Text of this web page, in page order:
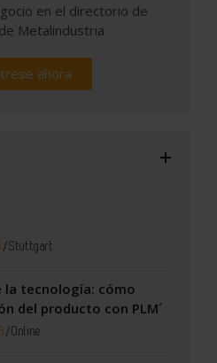
en el directorio de
Metalindustria
ahora
/Stuttgart
la tecnología: cómo
del producto con PLM´
/Online